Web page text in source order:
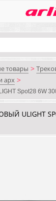
товары >
арх >
Spot28 6W
ULIGHT